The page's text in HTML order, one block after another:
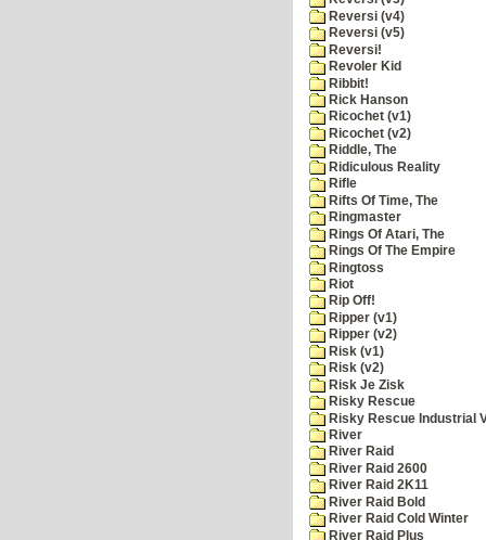
Reversi (v4)
Reversi (v5)
Reversi!
Revoler Kid
Ribbit!
Rick Hanson
Ricochet (v1)
Ricochet (v2)
Riddle, The
Ridiculous Reality
Rifle
Rifts Of Time, The
Ringmaster
Rings Of Atari, The
Rings Of The Empire
Ringtoss
Riot
Rip Off!
Ripper (v1)
Ripper (v2)
Risk (v1)
Risk (v2)
Risk Je Zisk
Risky Rescue
Risky Rescue Industrial
River
River Raid
River Raid 2600
River Raid 2K11
River Raid Bold
River Raid Cold Winter
River Raid Plus